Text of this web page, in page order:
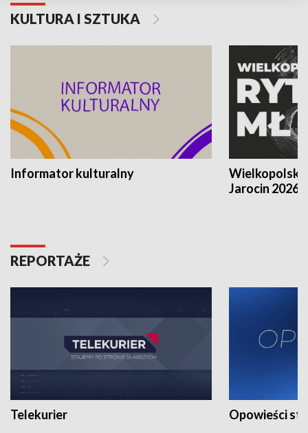
KULTURA I SZTUKA
Informator kulturalny
Jarocin 2026
REPORTAŻE
Telekurier Opowieści